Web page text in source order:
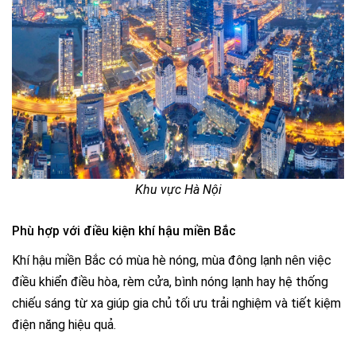
Khu vực Hà Nội
Phù hợp với điều kiện khí hậu miền Bắc
Khí hậu miền Bắc có mùa hè nóng, mùa đông lạnh nên việc
điều khiển điều hòa, rèm cửa, bình nóng lạnh hay hệ thống
chiếu sáng từ xa giúp gia chủ tối ưu trải nghiệm và tiết kiệm
điện năng hiệu quả.